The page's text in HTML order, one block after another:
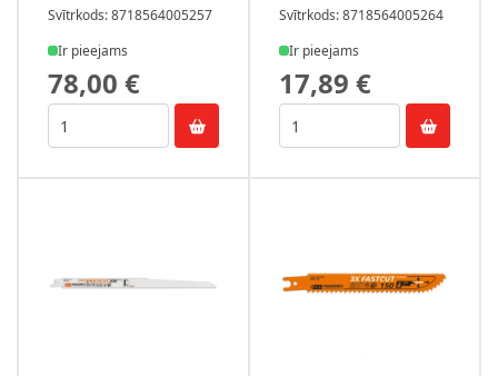
Svītrkods: 8718564005257
Ir pieejams
78,00 €
Svītrkods: 8718564005264
Ir pieejams
17,89 €